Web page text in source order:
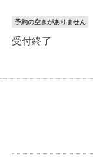
予約の空きがありません
受付終了